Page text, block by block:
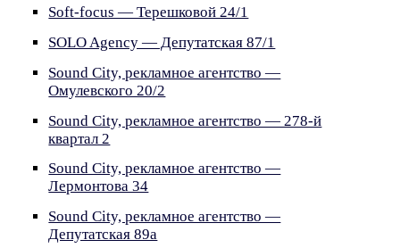
Soft-focus — Терешковой 24/1
SOLO Agency — Депутатская 87/1
Sound City, рекламное агентство —
Омулевского 20/2
Sound City, рекламное агентство — 278-й
квартал 2
Sound City, рекламное агентство —
Лермонтова 34
Sound City, рекламное агентство —
Депутатская 89а